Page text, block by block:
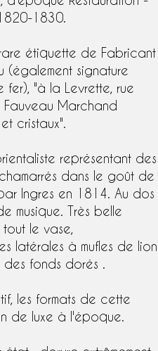
1830.
étiquette de Fabricant
(également signature
fer), "à la Levrette, rue
Fauveau Marchand
cristaux".
représentant des
dans le goût de
Ingres en 1814. Au dos
musique. Très belle
le vase,
latérales à mufles de lion
fonds dorés .
les formats de cette
de luxe à l'époque.